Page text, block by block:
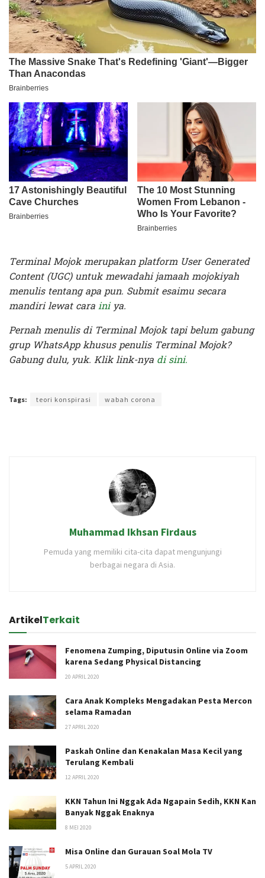
Terminal Mojok merupakan platform User Generated
Content (UGC) untuk mewadahi jamaah mojokiyah
menulis tentang apa pun. Submit esaimu secara
mandiri lewat carainiya.
Pernah menulis di Terminal Mojok tapi belum gabung
grup WhatsApp khusus penulis Terminal Mojok?
Gabung dulu, yuk. Klik link-nya di sini.
Tags: teori konspirasi wabah corona
Muhammad Ikhsan Firdaus
Pemuda yang memiliki cita-cita dapat mengunjungi
berbagai negara di Asia.
ArtikelTerkait
Fenomena Zumping, Diputusin Online via Zoom
karena Sedang Physical Distancing
20 APRIL 2020
Cara Anak Kompleks Mengadakan Pesta Mercon
selama Ramadan
27 APRIL 2020
Paskah Online dan Kenakalan Masa Kecil yang
Terulang Kembali
12 APRIL 2020
KKN Tahun Ini Nggak Ada Ngapain Sedih, KKN Kan
Banyak Nggak Enaknya
8 MEI 2020
Misa Online dan Gurauan Soal Mola TV
5 APRIL 2020